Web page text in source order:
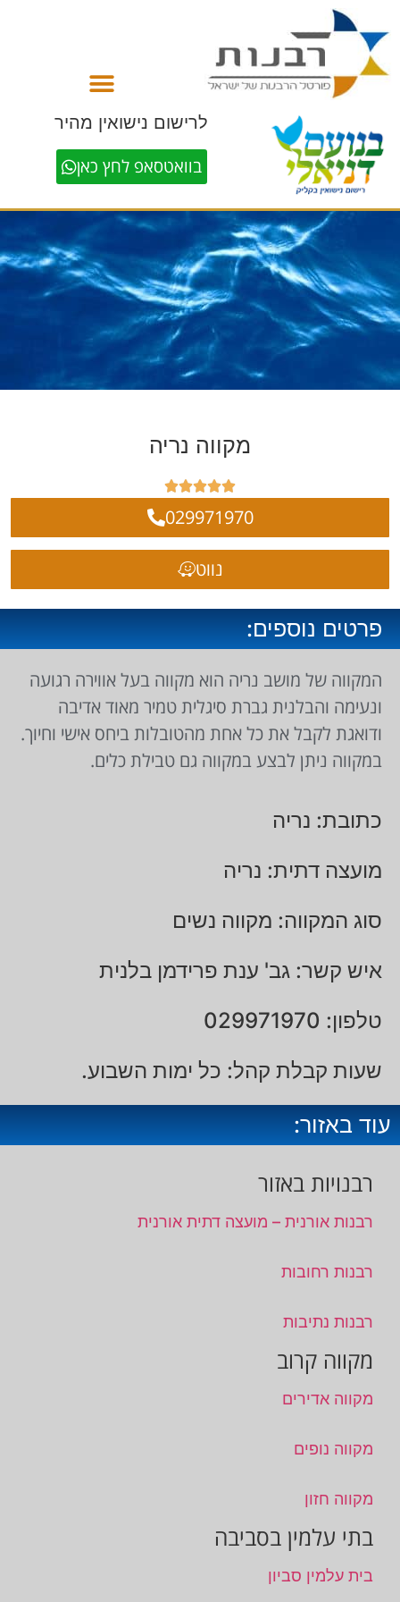
לרישום נישואין מהיר
בוואטסאפ לחץ כאן
מקווה נריה





029971970
נווט
פרטים נוספים:
המקווה של מושב נריה הוא מקווה בעל אווירה רגועה
ונעימה והבלנית גברת סיגלית טמיר מאוד אדיבה
ודואגת לקבל את כל אחת מהטובלות ביחס אישי וחיוך.
במקווה ניתן לבצע במקווה גם טבילת כלים.
כתובת: נריה
מועצה דתית: נריה
סוג המקווה: מקווה נשים
איש קשר: גב' ענת פרידמן בלנית
טלפון: 029971970
שעות קבלת קהל: כל ימות השבוע.
עוד באזור:
רבנויות באזור
רבנות אורנית – מועצה דתית אורנית
רבנות רחובות
רבנות נתיבות
מקווה קרוב
מקווה אדירים
מקווה נופים
מקווה חזון
בתי עלמין בסביבה
בית עלמין סביון